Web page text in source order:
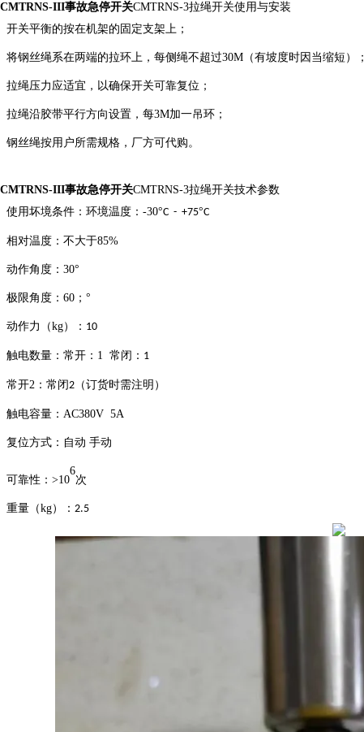
CMTRNS-III事故急停开关CMTRNS-3拉绳开关使用与安装
开关平衡的按在机架的固定支架上；
将钢丝绳系在两端的拉环上，每侧绳不超过30M（有坡度时因当缩短）；
拉绳压力应适宜，以确保开关可靠复位；
拉绳沿胶带平行方向设置，每3M加一吊环；
钢丝绳按用户所需规格，厂方可代购。
CMTRNS-III事故急停开关CMTRNS-3拉绳开关技术参数
使用坏境条件：环境温度：-30°C - +75°C
相对温度：不大于85%
动作角度：30°
极限角度：60；°
动作力（kg）： 10
触电数量：常开：1 常闭： 1
常开2：常闭2 （订货时需注明）
触电容量：AC380V 5A
复位方式：自动 手动
可靠性：>10
6
次
重量（kg）： 2.5